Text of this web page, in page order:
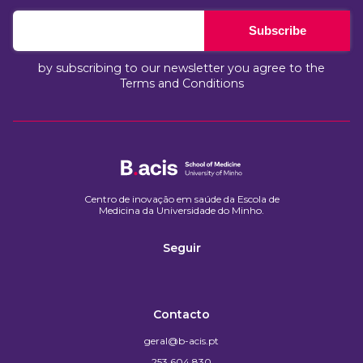
Subscribe
by subscribing to our newsletter you agree to the
Terms and Conditions
Centro de inovação em saúde da Escola de
Medicina da Universidade do Minho.​
Seguir
Contacto
geral@b-acis.pt